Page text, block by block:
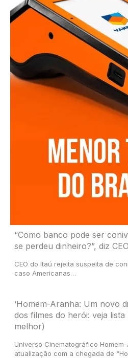
“Como banco pode ser
se perdeu dinheiro?”, diz
CEO do Itaú rejeita suspeita de
caso Americanas…
‘Homem-Aranha: Um novo
dos filmes do herói: veja
melhor)
Universo Cinematográfico
atualização com a chegada de